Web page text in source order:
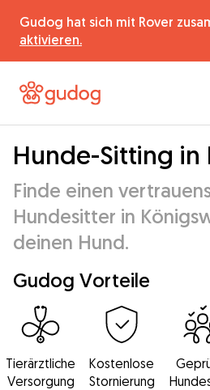
Gudog hat sich mit Rover
aktivieren.
Hunde-Sitting in
Finde einen
Hundesitter in
deinen Hund.
Gudog Vorteile
Tierärztliche
Versorgung
Kostenlose
Stornierung